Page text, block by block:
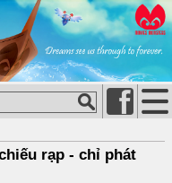
rạp - chỉ phát